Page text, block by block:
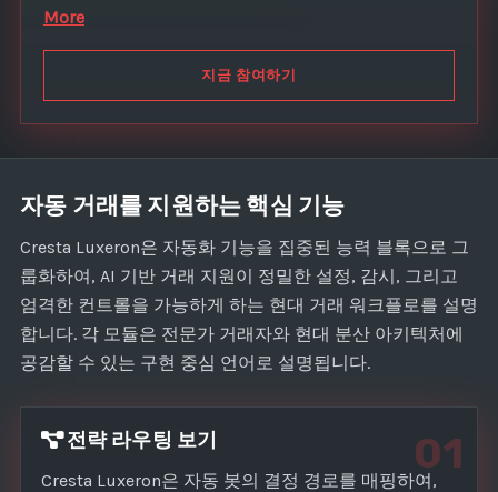
e
t
a
t
s
+
1
More
지금 참여하기
자동 거래를 지원하는 핵심 기능
Cresta Luxeron은 자동화 기능을 집중된 능력 블록으로 그
룹화하여, AI 기반 거래 지원이 정밀한 설정, 감시, 그리고
엄격한 컨트롤을 가능하게 하는 현대 거래 워크플로를 설명
합니다. 각 모듈은 전문가 거래자와 현대 분산 아키텍처에
공감할 수 있는 구현 중심 언어로 설명됩니다.
01
전략 라우팅 보기
Cresta Luxeron은 자동 봇의 결정 경로를 매핑하여,